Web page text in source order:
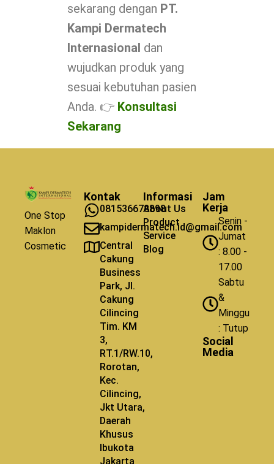
sekarang dengan PT.
Kampi Dermatech
Internasional dan
wujudkan produk yang
sesuai kebutuhan pasien
Anda. 👉 Konsultasi
Sekarang
One Stop
Maklon
Cosmetic
Kontak
081536678898
kampidermatech.id@gmail.com
Central
Cakung
Business
Park, Jl.
Cakung
Cilincing
Tim. KM
3,
RT.1/RW.10,
Rorotan,
Kec.
Cilincing,
Jkt Utara,
Daerah
Khusus
Ibukota
Jakarta
Informasi
About Us
Product
Service
Blog
Jam
Kerja
Senin -
Jumat
: 8.00 -
17.00
Sabtu
&
Minggu
: Tutup
Social
Media